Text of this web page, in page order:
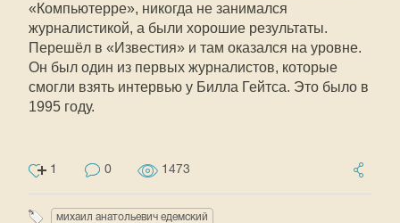
«Компьютерре», никогда не занимался
журналистикой, а были хорошие результаты.
Перешёл в «Известия» и там оказался на уровне.
Он был один из первых журналистов, которые
смогли взять интервью у Билла Гейтса. Это было в
1995 году.
1 0 1473
михаил анатольевич едемский